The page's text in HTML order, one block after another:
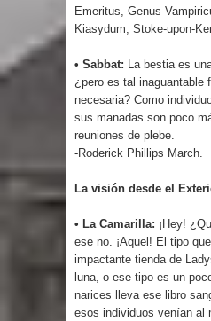
Emeritus, Genus
Kiasydum, Stoke-upon-
• Sabbat: La bestia es
¿pero es tal inaguantable
necesaria? Como
sus manadas son poco
reuniones de plebe.
-Roderick Phillips March.
La visión desde el
• La Camarilla: ¡Hey!
ese no. ¡Aquel! El tipo
impactante tienda de
luna, o ese tipo es un
narices lleva ese libro
esos individuos venían al